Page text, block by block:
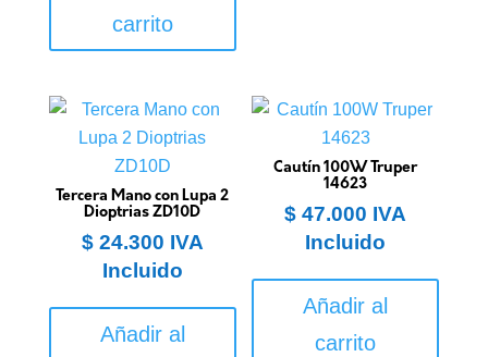
carrito
Tercera Mano con Lupa 2
Dioptrias ZD10D
$24.300 IVA
Incluido
Añadir al
Cautín 100W Truper
14623
$ 47.000 IVA
Incluido
Añadir al
carrito